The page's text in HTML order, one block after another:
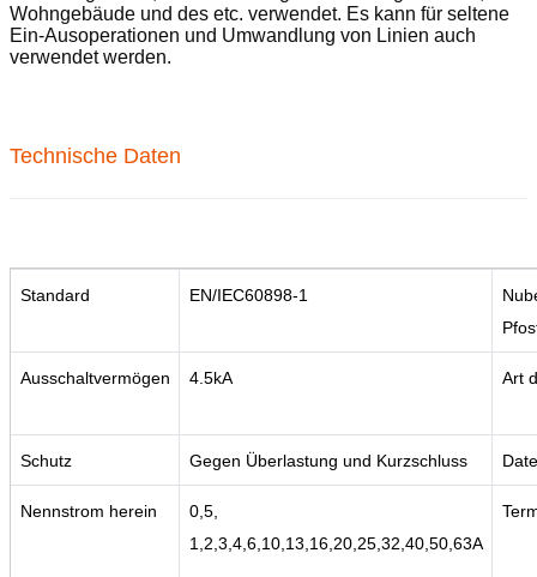
Wohngebäude und des etc. verwendet. Es kann für seltene
Ein-Ausoperationen und Umwandlung von Linien auch
verwendet werden.
Technische Daten
Standard EN/IEC60898-1
Ausschaltvermögen 4.5kA Art
Schutz Gegen Überlastung und Kurzschluss
Nennstrom herein
0,5,
1,2,3,4,6,10,13,16,20,25,32,40,50,63A